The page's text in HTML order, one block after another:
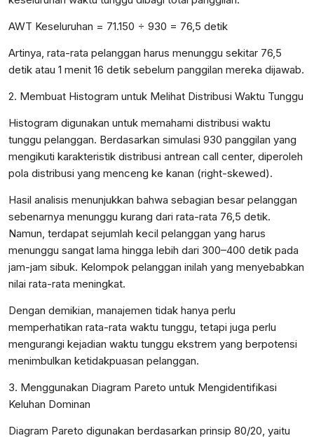
AWT Keseluruhan = 71.150 ÷ 930 = 76,5 detik
Artinya, rata-rata pelanggan harus menunggu sekitar 76,5
detik atau 1 menit 16 detik sebelum panggilan mereka dijawab.
2. Membuat Histogram untuk Melihat Distribusi Waktu Tunggu
Histogram digunakan untuk memahami distribusi waktu
tunggu pelanggan. Berdasarkan simulasi 930 panggilan yang
mengikuti karakteristik distribusi antrean call center, diperoleh
pola distribusi yang menceng ke kanan (right-skewed).
Hasil analisis menunjukkan bahwa sebagian besar pelanggan
sebenarnya menunggu kurang dari rata-rata 76,5 detik.
Namun, terdapat sejumlah kecil pelanggan yang harus
menunggu sangat lama hingga lebih dari 300–400 detik pada
jam-jam sibuk. Kelompok pelanggan inilah yang menyebabkan
nilai rata-rata meningkat.
Dengan demikian, manajemen tidak hanya perlu
memperhatikan rata-rata waktu tunggu, tetapi juga perlu
mengurangi kejadian waktu tunggu ekstrem yang berpotensi
menimbulkan ketidakpuasan pelanggan.
3. Menggunakan Diagram Pareto untuk Mengidentifikasi
Keluhan Dominan
Diagram Pareto digunakan berdasarkan prinsip 80/20, yaitu